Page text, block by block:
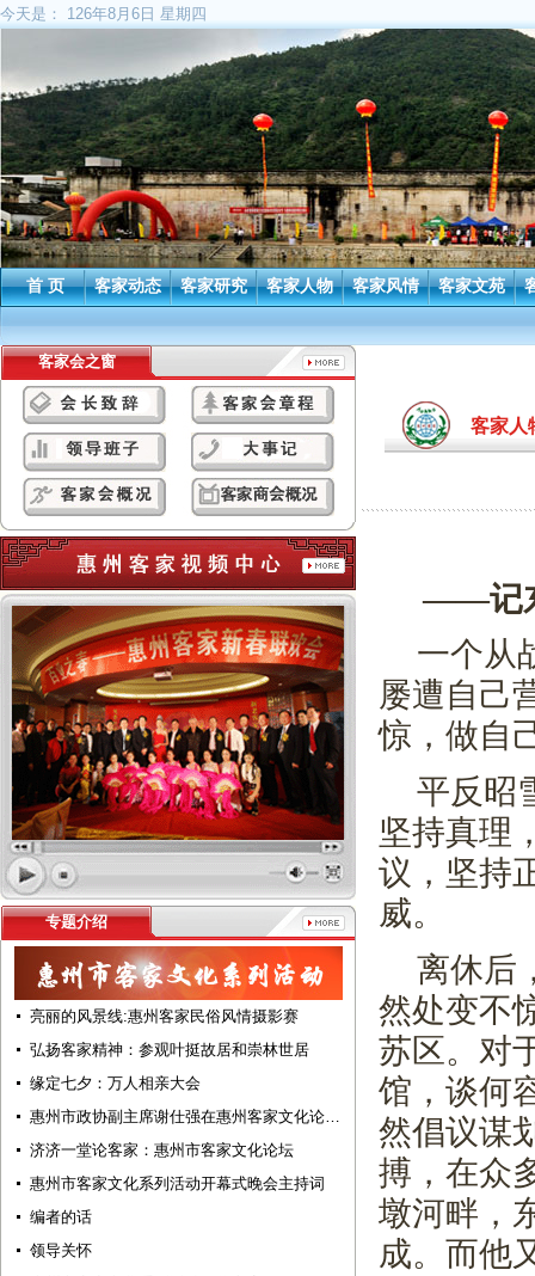
今天是： 126年8月6日 星期四
首 页 客家动态 客家研究 客家人物 客家风情 客家文苑
客家会之窗
专题介绍
亮丽的风景线:惠州客家民俗风情摄影赛
弘扬客家精神：参观叶挺故居和崇林世居
缘定七夕：万人相亲大会
惠州市政协副主席谢仕强在惠州客家文化论…
济济一堂论客家：惠州市客家文化论坛
惠州市客家文化系列活动开幕式晚会主持词
编者的话
领导关怀
客家人
——记
一个从
屡遭自己
惊，做自
平反昭
坚持真理
议，坚持
威。
离休后
然处变不
苏区。对
馆，谈何
然倡议谋
搏，在众
墩河畔，
成。而他